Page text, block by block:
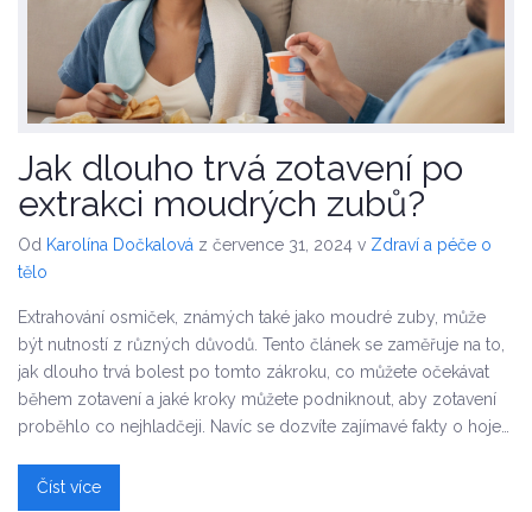
Jak dlouho trvá zotavení po
extrakci moudrých zubů?
Od Karolína Dočkalová z července 31, 2024 v Zdraví a péče o
tělo
Extrahování osmiček, známých také jako moudré zuby, může
být nutností z různých důvodů. Tento článek se zaměřuje na to,
jak dlouho trvá bolest po tomto zákroku, co můžete očekávat
během zotavení a jaké kroky můžete podniknout, aby zotavení
proběhlo co nejhladčeji. Navíc se dozvíte zajímavé fakty o hojení
Číst více